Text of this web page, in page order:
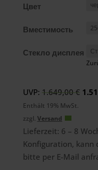
Цвет
Вместимость
Стекло дисплея
UVP: 1.649,00€
Enthält 19% MwSt.
zzgl. Versand
Lieferzeit: 6 – 8
Konfiguration, kann
bitte per E-Mail